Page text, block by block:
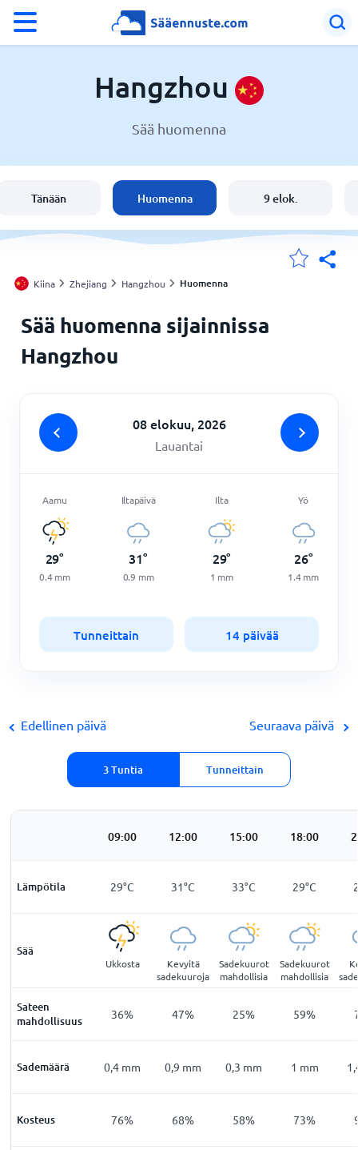
Suomi
Sijaintini
Koti
Hangzhou
Sää huomenna
Tänään Huomenna 9 elok.
Kiina Zhejiang Hangzhou Huomenna
Sää huomenna sijainnissa
Hangzhou
08 elokuu, 2026
Lauantai
Aamu
29°
0.4 mm
Iltapäivä
31°
0.9 mm
Ilta
29°
1 mm
Yö
26°
1.4 mm
Tunneittain 14 päivää
Edellinen päivä
3 Tuntia Tunneittain
Seuraava päivä
09:00 12:00 15:00 18:00
Lämpötila
25° 29°C 31°C 33°C 29°C
Sää
Ukkosta
Kevyitä
sadekuuroja
Sadekuurot
mahdollisia
Sadekuurot
mahdollisia
Sateen
mahdollisuus
60 36% 47% 25% 59%
Sademäärä
0,9mm 0,4 mm 0,9 mm 0,3 mm 1 mm
Kosteus
91 76% 68% 58% 73%